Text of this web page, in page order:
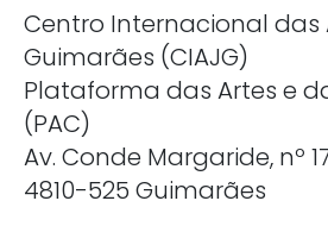
Centro Internacional das
Guimarães (CIAJG)
Plataforma das Artes e
(PAC)
Av. Conde Margaride, nº
4810-525 Guimarães